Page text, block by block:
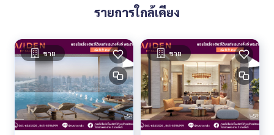
รายการใกล้เคียง
ขาย ขาย